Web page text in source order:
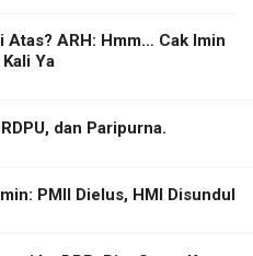
Atas? ARH: Hmm… Cak Imin
Ya
dan Paripurna.
PMII Dielus, HMI Disundul